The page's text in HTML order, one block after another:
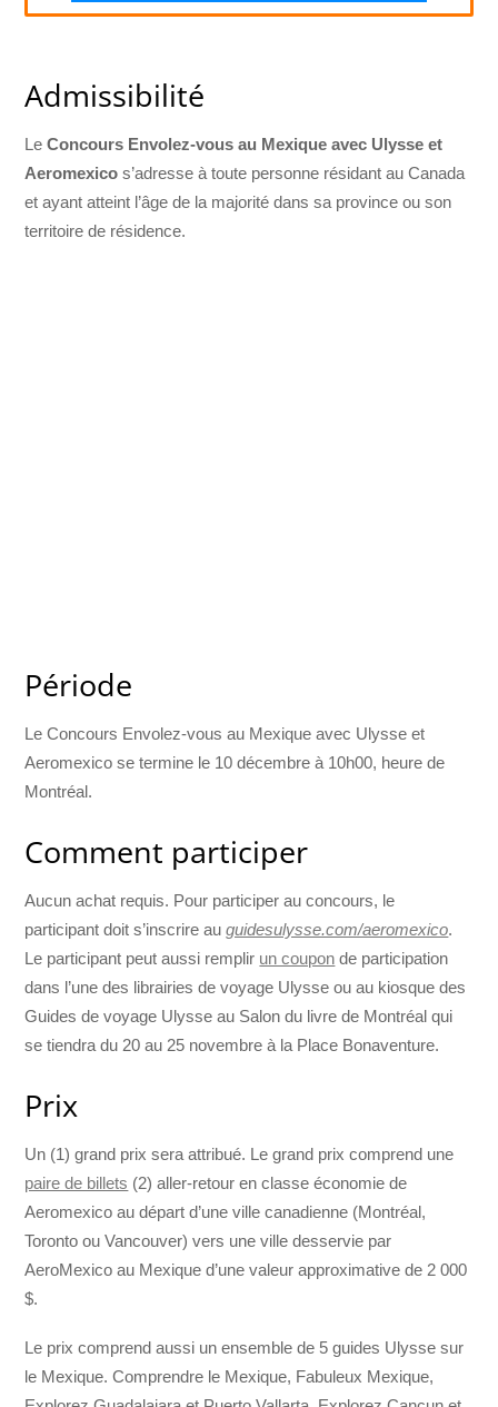
Admissibilité
LeConcours Envolez-vous au Mexique avec Ulysse et
Aeromexico s’adresse à toute personne résidant au Canada
et ayant atteint l’âge de la majorité dans sa province ou son
territoire de résidence.
Période
Le Concours Envolez-vous au Mexique avec Ulysse et
Aeromexico se termine le 10 décembre à 10h00, heure de
Montréal.
Comment participer
Aucun achat requis. Pour participer au concours, le
participant doit s’inscrire auguidesulysse.com/aeromexico.
Le participant peut aussi remplir un coupon de participation
dans l’une des librairies de voyage Ulysse ou au kiosque des
Guides de voyage Ulysse au Salon du livre de Montréal qui
se tiendra du 20 au 25 novembre à la Place Bonaventure.
Prix
Un (1) grand prix sera attribué. Le grand prix comprend une
paire de billets (2) aller-retour en classe économie de
Aeromexico au départ d’une ville canadienne (Montréal,
Toronto ou Vancouver) vers une ville desservie par
AeroMexico au Mexique d’une valeur approximative de 2 000
$.
Le prix comprend aussi un ensemble de 5 guides Ulysse sur
le Mexique. Comprendre le Mexique, Fabuleux Mexique,